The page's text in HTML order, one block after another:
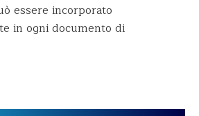
essere incorporato
in ogni documento di